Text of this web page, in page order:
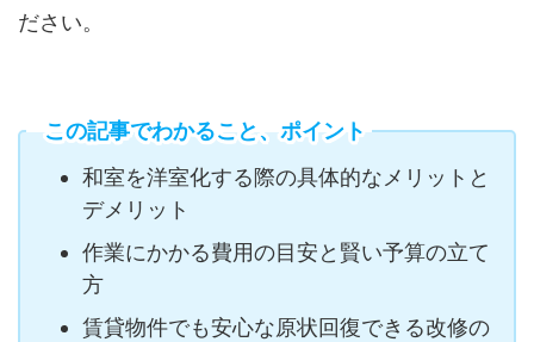
ださい。
この記事でわかること、ポイント
和室を洋室化する際の具体的なメリットと
デメリット
作業にかかる費用の目安と賢い予算の立て
方
賃貸物件でも安心な原状回復できる改修の